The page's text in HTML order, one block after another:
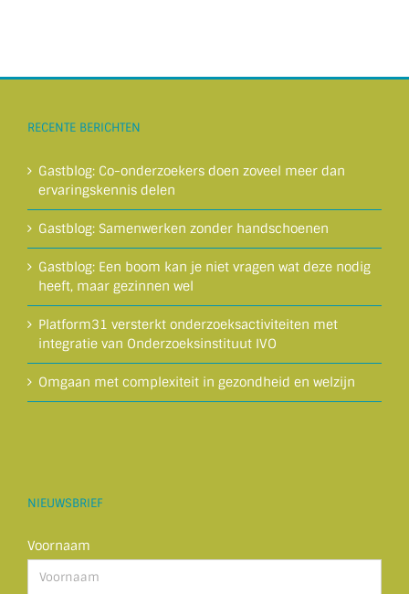
RECENTE BERICHTEN
Gastblog: Co-onderzoekers doen zoveel meer dan
ervaringskennis delen
Gastblog: Samenwerken zonder handschoenen
Gastblog: Een boom kan je niet vragen wat deze nodig
heeft, maar gezinnen wel
Platform31 versterkt onderzoeksactiviteiten met
integratie van Onderzoeksinstituut IVO
Omgaan met complexiteit in gezondheid en welzijn
NIEUWSBRIEF
Voornaam